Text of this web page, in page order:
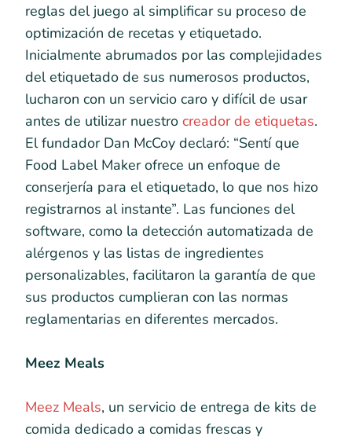
reglas del juego al simplificar su proceso de
optimización de recetas y etiquetado.
Inicialmente abrumados por las complejidades
del etiquetado de sus numerosos productos,
lucharon con un servicio caro y difícil de usar
antes de utilizar nuestro creador de etiquetas.
El fundador Dan McCoy declaró: “Sentí que
Food Label Maker ofrece un enfoque de
conserjería para el etiquetado, lo que nos hizo
registrarnos al instante”. Las funciones del
software, como la detección automatizada de
alérgenos y las listas de ingredientes
personalizables, facilitaron la garantía de que
sus productos cumplieran con las normas
reglamentarias en diferentes mercados.
Meez Meals
Meez Meals, un servicio de entrega de kits de
comida dedicado a comidas frescas y